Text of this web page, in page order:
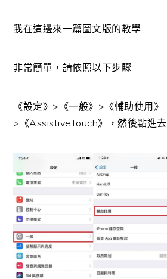
我在這邊來一篇圖文版的教學
非常簡單，請依照以下步驟
《設定》>《一般》>《輔助使用》
>《AssistiveTouch》，然後點進去